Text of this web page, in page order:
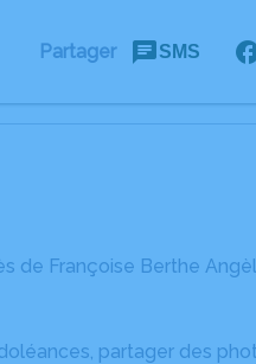
Partager SMS
de Françoise Berthe
partager des